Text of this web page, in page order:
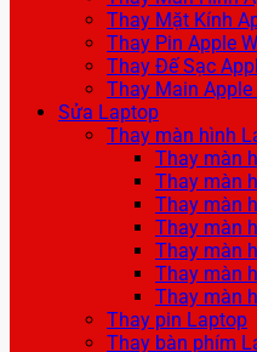
Thay Mặt Kính
Thay Pin Apple
Thay Đế Sạc
Thay Main Apple
Sửa Laptop
Thay màn hình
Thay màn
Thay màn
Thay màn
Thay màn
Thay màn
Thay màn
Thay màn
Thay pin Laptop
Thay bàn phím